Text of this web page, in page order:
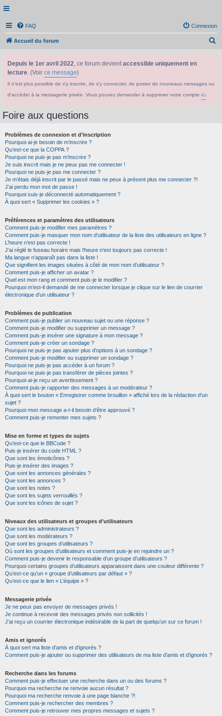
FAQ Connexion
Accueil du forum
Depuis le 1er avril 2022, ce forum devientaccessible uniquement en
lecture. (Voir ce message)
Il n'est plus possible de s'y inscrire, de s'y connecter, de poster de nouveaux messages ou
d'accéder à la messagerie privée. Vous pouvez demander à supprimer votre compte ici
Foire aux questions
Problèmes de connexion et d’inscription
Pourquoi ai-je besoin de m’inscrire ?
Qu’est-ce que la COPPA ?
Pourquoi ne puis-je pas m’inscrire ?
Je suis inscrit mais je ne peux pas me connecter !
Pourquoi ne puis-je pas me connecter ?
Je m’étais déjà inscrit par le passé mais ne peux à présent plus me connecter ?!
J’ai perdu mon mot de passe !
Pourquoi suis-je déconnecté automatiquement ?
À quoi sert « Supprimer les cookies » ?
Préférences et paramètres des utilisateurs
Comment puis-je modifier mes paramètres ?
Comment puis-je masquer mon nom d’utilisateur de la liste des utilisateurs en ligne ?
L’heure n’est pas correcte !
J’ai réglé le fuseau horaire mais l’heure n’est toujours pas correcte !
Ma langue n’apparaît pas dans la liste !
Que signifient les images situées à côté de mon nom d’utilisateur ?
Comment puis-je afficher un avatar ?
Quel est mon rang et comment puis-je le modifier ?
Pourquoi m’est-il demandé de me connecter lorsque je clique sur le lien de courrier
électronique d’un utilisateur ?
Problèmes de publication
Comment puis-je publier un nouveau sujet ou une réponse ?
Comment puis-je modifier ou supprimer un message ?
Comment puis-je insérer une signature à mon message ?
Comment puis-je créer un sondage ?
Pourquoi ne puis-je pas ajouter plus d’options à un sondage ?
Comment puis-je modifier ou supprimer un sondage ?
Pourquoi ne puis-je pas accéder à un forum ?
Pourquoi ne puis-je pas transférer de pièces jointes ?
Pourquoi ai-je reçu un avertissement ?
Comment puis-je rapporter des messages à un modérateur ?
À quoi sert le bouton « Enregistrer comme brouillon » affiché lors de la rédaction d’un
sujet ?
Pourquoi mon message a-t-il besoin d’être approuvé ?
Comment puis-je remonter mes sujets ?
Mise en forme et types de sujets
Qu’est-ce que le BBCode ?
Puis-je insérer du code HTML ?
Que sont les émoticônes ?
Puis-je insérer des images ?
Que sont les annonces générales ?
Que sont les annonces ?
Que sont les notes ?
Que sont les sujets verrouillés ?
Que sont les icônes de sujet ?
Niveaux des utilisateurs et groupes d’utilisateurs
Que sont les administrateurs ?
Que sont les modérateurs ?
Que sont les groupes d’utilisateurs ?
Où sont les groupes d’utilisateurs et comment puis-je en rejoindre un ?
Comment puis-je devenir le responsable d’un groupe d’utilisateurs ?
Pourquoi certains groupes d’utilisateurs apparaissent dans une couleur différente ?
Qu’est-ce qu’un « groupe d’utilisateurs par défaut » ?
Qu’est-ce que le lien « L’équipe » ?
Messagerie privée
Je ne peux pas envoyer de messages privés !
Je continue à recevoir des messages privés non sollicités !
J’ai reçu un courrier électronique indésirable de la part de quelqu’un sur ce forum !
Amis et ignorés
À quoi sert ma liste d’amis et d’ignorés ?
Comment puis-je ajouter ou supprimer des utilisateurs de ma liste d’amis et d’ignorés ?
Recherche dans les forums
Comment puis-je effectuer une recherche dans un ou des forums ?
Pourquoi ma recherche ne renvoie aucun résultat ?
Pourquoi ma recherche renvoie à une page blanche ?!
Comment puis-je rechercher des membres ?
Comment puis-je retrouver mes propres messages et sujets ?